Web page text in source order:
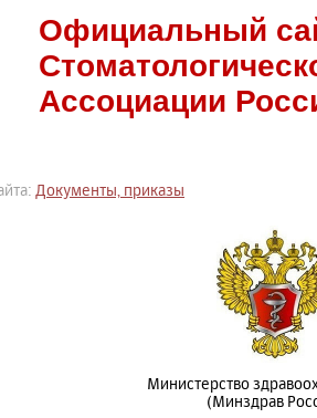
Официальный
Ассоциации
Документы, приказы
Министерство
(Минздрав